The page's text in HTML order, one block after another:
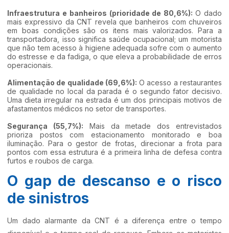
Infraestrutura e banheiros (prioridade de 80,6%):O dado
mais expressivo da CNT revela que banheiros com chuveiros
em boas condições são os itens mais valorizados. Para a
transportadora, isso significa saúde ocupacional; um motorista
que não tem acesso à higiene adequada sofre com o aumento
do estresse e da fadiga, o que eleva a probabilidade de erros
operacionais.
Alimentação de qualidade (69,6%): O acesso a restaurantes
de qualidade no local da parada é o segundo fator decisivo.
Uma dieta irregular na estrada é um dos principais motivos de
afastamentos médicos no setor de transportes.
Segurança (55,7%): Mais da metade dos entrevistados
prioriza postos com estacionamento monitorado e boa
iluminação. Para o gestor de frotas, direcionar a frota para
pontos com essa estrutura é a primeira linha de defesa contra
furtos e roubos de carga.
O gap de descanso e o risco
de sinistros
Um dado alarmante da CNT é a diferença entre o tempo